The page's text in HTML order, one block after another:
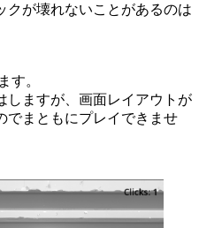
クが壊れないことがあるのは
す。
しますが、画面レイアウトが
でまともにプレイできませ